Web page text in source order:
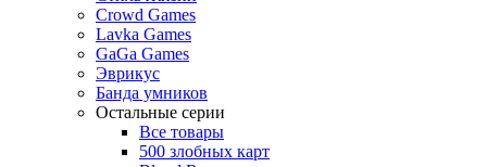
Crowd Games
Lavka Games
GaGa Games
Эврикус
Банда умников
Остальные серии
Все товары
500 злобных карт